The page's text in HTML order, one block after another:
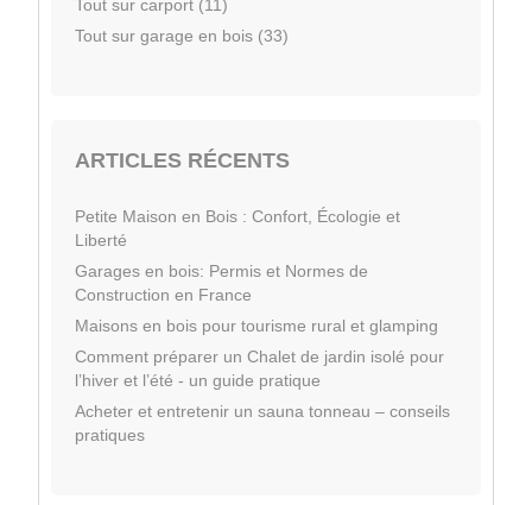
Tout sur carport (11)
Tout sur garage en bois (33)
ARTICLES RÉCENTS
Petite Maison en Bois : Confort, Écologie et
Liberté
Garages en bois: Permis et Normes de
Construction en France
Maisons en bois pour tourisme rural et glamping
Comment préparer un Chalet de jardin isolé pour
l’hiver et l’été - un guide pratique
Acheter et entretenir un sauna tonneau – conseils
pratiques